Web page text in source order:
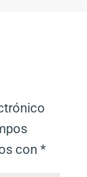
con *